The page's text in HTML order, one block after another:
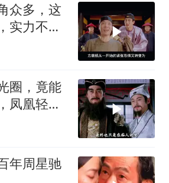
众多，这
实力不容
圈，竟能
凤凰轻松
年周星驰